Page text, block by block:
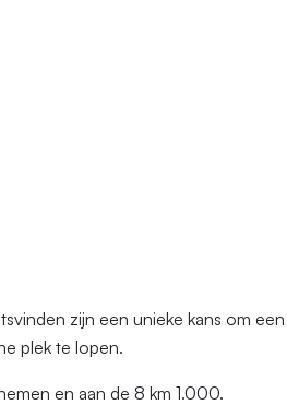
zijn een unieke kans om een
plek te lopen.
en aan de 8 km 1.000.